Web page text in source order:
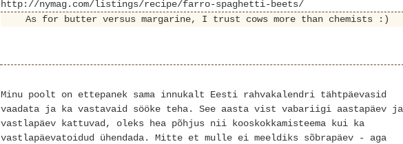
http://nymag.com/listings/recipe/farro-spaghetti-beets/
As for butter versus margarine, I trust cows more than chemists :)
Minu poolt on ettepanek sama innukalt Eesti rahvakalendri tähtpäevasid
vaadata ja ka vastavaid sööke teha. See aasta vist vabariigi aastapäev ja
vastlapäev kattuvad, oleks hea põhjus nii kooskokkamisteema kui ka
vastlapäevatoidud ühendada. Mitte et mulle ei meeldiks sõbrapäev - aga